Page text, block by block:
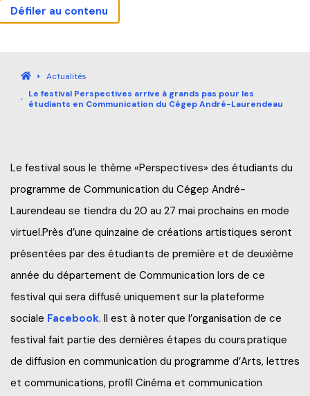
Défiler au contenu
Actualités Carrières
Accueil
Explorez nos programmes
Laboratoire intégré de formation technique (LIFT)
Étapes de l’admission
Frais de scolarité
Étudiant d’un jour
Qu’est-ce que la Formation continue?
Explorer nos programmes (AEC et RAC)
Perfectionnements professionnels
Francisation
Pourquoi André-Laurendeau
Entreprises
Nos services
Catalogue de formation
Grand public
AccueilActualités
Le festival Perspectives arrive à grands pas pour les
étudiants en Communication du Cégep André-Laurendeau
Le festival sous le thème «Perspectives» des étudiants du
programme de Communication du Cégep André-
Laurendeau se tiendra du 20 au 27 mai prochains en mode
virtuel.Près d’une quinzaine de créations artistiques seront
présentées par des étudiants de première et de deuxième
année du département de Communication lors de ce
festival qui sera diffusé uniquement sur la plateforme
sociale Facebook. Il est à noter que l’organisation de ce
festival fait partie des dernières étapes du cours pratique
de diffusion en communication du programme d’Arts, lettres
et communications, profil Cinéma et communication